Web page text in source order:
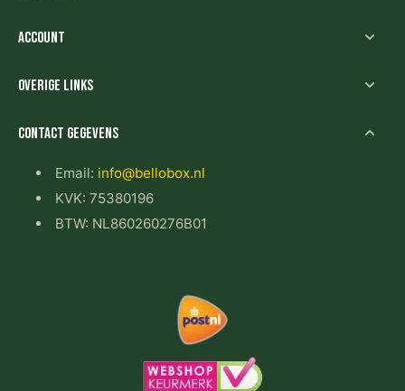
Account
Overige links
Contact gegevens
Email: info@bellobox.nl
KVK: 75380196
BTW: NL860260276B01